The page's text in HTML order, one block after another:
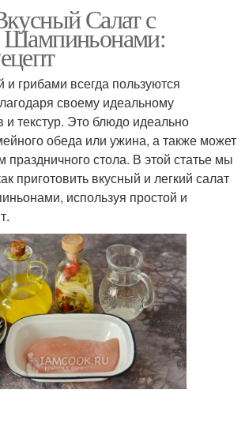
Салат с
Шампиньонами:
грибами всегда пользуются
своему идеальному
и текстур. Это блюдо идеально
обеда или ужина, а также может
праздничного стола. В этой статье мы
приготовить вкусный и легкий салат
используя простой и